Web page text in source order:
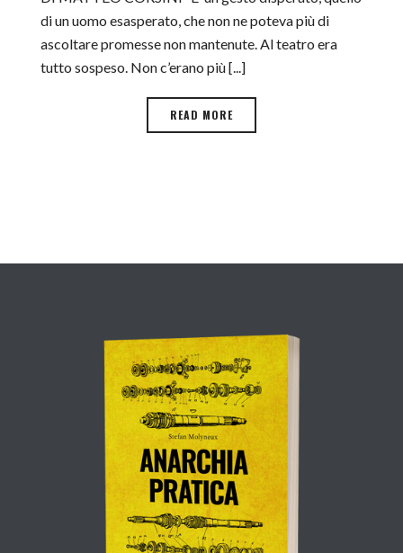
di un uomo esasperato, che non ne poteva più di
ascoltare promesse non mantenute. Al teatro era
tutto sospeso. Non c’erano più [...]
READ MORE